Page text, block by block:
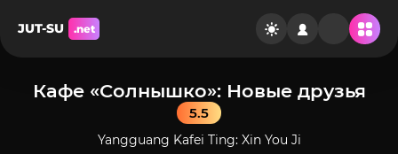
JUT-SU .net
Кафе «Солнышко»: Новые друзья
5.5
Yangguang Kafei Ting: Xin You Ji